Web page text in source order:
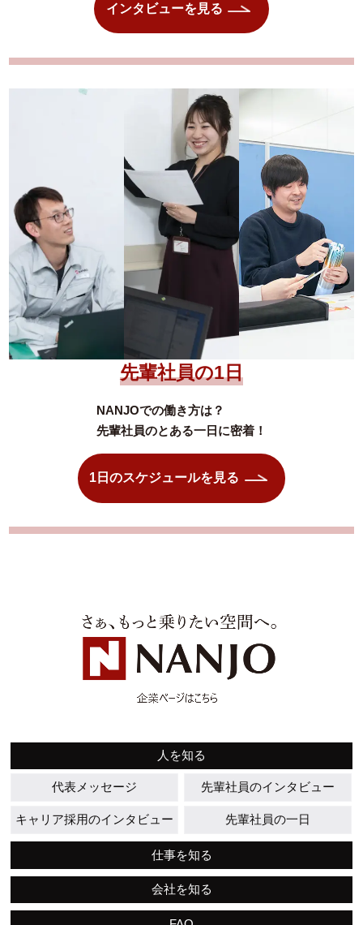
インタビューを見る
先輩社員の1日
NANJOでの働き方は？
先輩社員のとある一日に密着！
1日のスケジュールを見る
人を知る
代表メッセージ 先輩社員のインタビュー
キャリア採用のインタビュー 先輩社員の一日
仕事を知る
会社を知る